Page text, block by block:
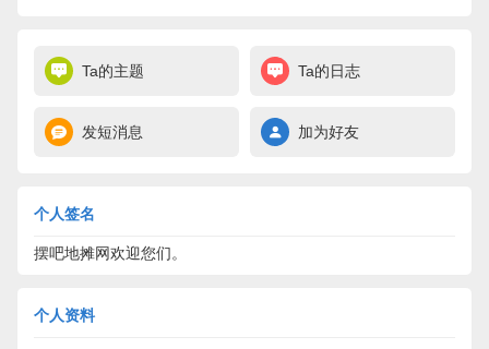
Ta的主题 Ta的日志
发短消息 加为好友
个人签名
摆吧地摊网欢迎您们。
个人资料